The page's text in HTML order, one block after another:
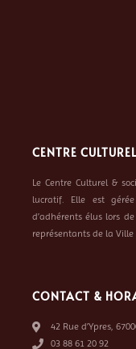
CENTRE
Le Centre Culturel &
lucratif. Elle est
d’adhérents élus lors
représentants de la
CONTACT &
42 Rue d’Ypres,
03 88 61 20 92